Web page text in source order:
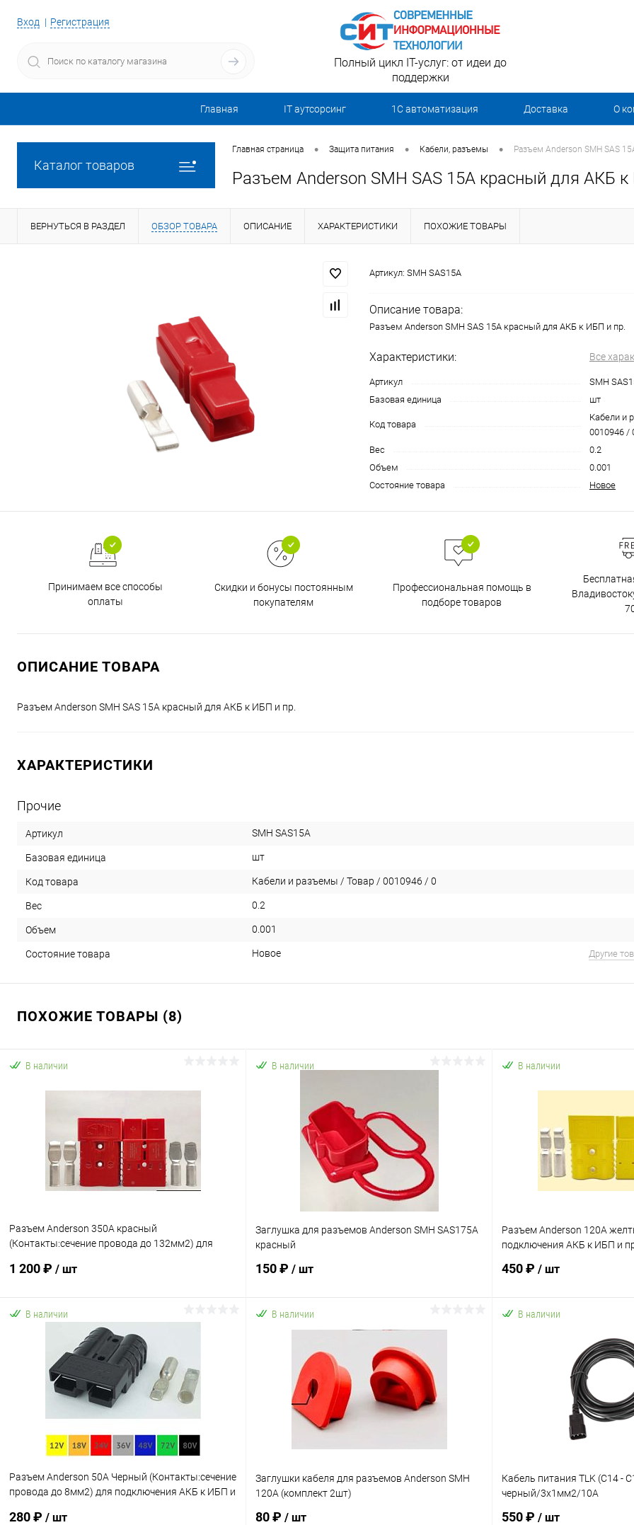
Вход Регистрация
Полный цикл IT-услуг: от идеи до
поддержки
Главная IT аутсорсинг 1С автоматизация Доставка О
Каталог товаров
Главная страница • Защита питания • Кабели, разъемы • Разъем Anderson SMH SAS
Разъем Anderson SMH SAS 15A красный для АКБ
ВЕРНУТЬСЯ В РАЗДЕЛ ОБЗОР ТОВАРА ОПИСАНИЕ ХАРАКТЕРИСТИКИ ПОХОЖИЕ ТОВАРЫ
Артикул: SMH SAS15A
Описание товара:
Разъем Anderson SMH SAS 15A красный для АКБ к ИБП и пр.
Характеристики: Все
Артикул
SMH
Базовая единица
шт
Код товара
Кабели и
0010946 /
Вес
0.2
Объем
0.001
Состояние товара
Новое
Принимаем все способы
оплаты
Скидки и бонусы постоянным
покупателям
Профессиональная помощь в
подборе товаров
ОПИСАНИЕ ТОВАРА
Разъем Anderson SMH SAS 15A красный для АКБ к ИБП и пр.
ХАРАКТЕРИСТИКИ
Прочие
Артикул SMH SAS15A
Базовая единица шт
Код товара Кабели и разъемы / Товар / 0010946 / 0
Вес 0.2
Объем 0.001
Состояние товара Новое Другие
ПОХОЖИЕ ТОВАРЫ (8)
В наличии
Разъем Anderson 350A красный
(Контакты:сечение провода до 132мм2) для
1 200 ₽ / шт
В корзину
Купить в 1 клик К сравнению
В избранное В наличии
В наличии
Заглушка для разъемов Anderson SMH SAS175A
красный
150 ₽ / шт
В корзину
Купить в 1 клик К сравнению
В избранное В наличии
В наличии
Разъем Anderson 120A
подключения АКБ к ИБП и
450 ₽ / шт
Купить в 1 клик
В наличии
Разъем Anderson 50A Черный (Контакты:сечение
провода до 8мм2) для подключения АКБ к ИБП и
280 ₽ / шт
В наличии
Заглушки кабеля для разъемов Anderson SMH
120A (комплект 2шт)
80 ₽ / шт
В наличии
Кабель питания TLK (С14 -
черный/3x1мм2/10А
550 ₽ / шт